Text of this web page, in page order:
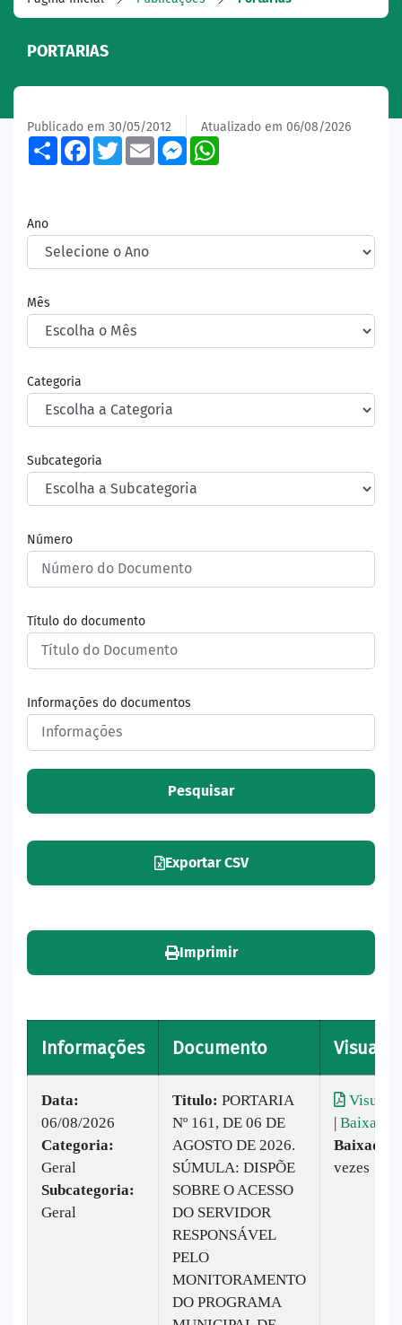
PORTARIAS
Publicado em 30/05/2012 Atualizado em 06/08/2026
ShareFacebook
TwitterEmailMessenger
Ano
Mês
Categoria
Subcategoria
Número
Título do documento
Informações do documentos
Pesquisar
Exportar CSV
Imprimir
Informações Documento
Data:
06/08/2026
Categoria:
Geral
Subcategoria:
Geral
Titulo: PORTARIA
Nº 161, DE 06 DE
AGOSTO DE 2026.
SÚMULA: DISPÕE
SOBRE O ACESSO
DO SERVIDOR
RESPONSÁVEL
PELO
MONITORAMENTO
DO PROGRAMA
| Baixar
Baixado:
vezes